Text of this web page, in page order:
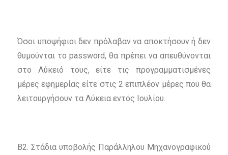
Όσοι υποψήφιοι δεν πρόλαβαν να αποκτήσουν ή δεν
θυμούνται το password, θα πρέπει να απευθύνονται
στο Λύκειό τους, είτε τις προγραμματισμένες
μέρες εφημερίας είτε στις 2 επιπλέον μέρες που θα
λειτουργήσουν τα Λύκεια εντός Ιουλίου.
Β2. Στάδια υποβολής Παράλληλου Μηχανογραφικού